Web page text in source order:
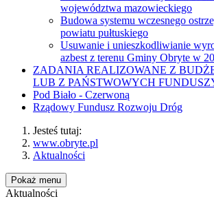
województwa mazowieckiego
Budowa systemu wczesnego
powiatu pułtuskiego
Usuwanie i unieszkodliwianie
azbest z terenu Gminy Obryte w
ZADANIA REALIZOWANE Z
LUB Z PAŃSTWOWYCH
Pod Biało - Czerwoną
Rządowy Fundusz Rozwoju Dróg
Jesteś tutaj:
www.obryte.pl
Aktualności
Pokaż menu
Aktualności